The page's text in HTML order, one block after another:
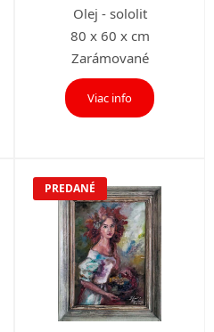
Olej - sololit
80 x 60 x cm
Zarámované
Viac info
PREDANÉ